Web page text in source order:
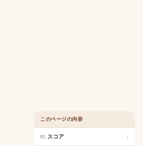
このページの内容
01 スコア ↓